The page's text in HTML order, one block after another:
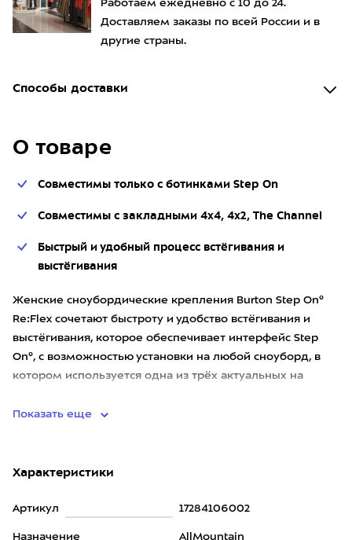
Работаем ежедневно с 10 до 24.
Доставляем заказы по всей России и в
другие страны.
Способы доставки
О товаре
Совместимы только с ботинками Step On
Совместимы с закладными 4х4, 4х2, The Channel
Быстрый и удобный процесс встёгивания и
выстёгивания
Женские сноубордические крепления Burton Step On®
Re:Flex сочетают быстроту и удобство встёгивания и
выстёгивания, которое обеспечивает интерфейс Step
On®, с возможностью установки на любой сноуборд, в
котором используется одна из трёх актуальных на
Показать еще
Характеристики
Артикул 17284106002
Назначение AllMountain